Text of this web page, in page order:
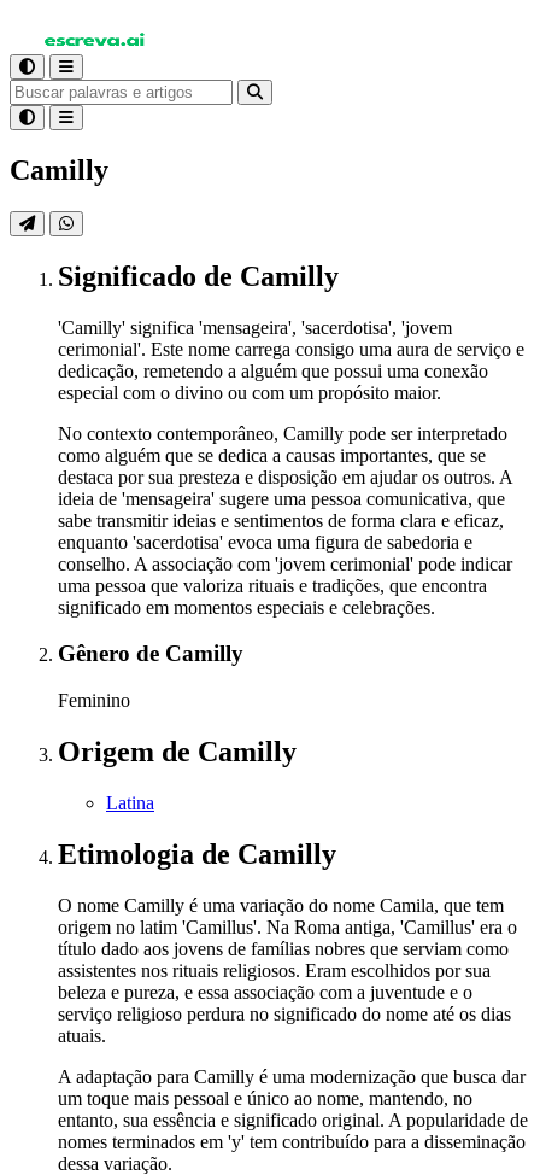
Camilly
Significado de Camilly
'Camilly' significa 'mensageira', 'sacerdotisa', 'jovem
cerimonial'. Este nome carrega consigo uma aura de serviço e
dedicação, remetendo a alguém que possui uma conexão
especial com o divino ou com um propósito maior.
No contexto contemporâneo, Camilly pode ser interpretado
como alguém que se dedica a causas importantes, que se
destaca por sua presteza e disposição em ajudar os outros. A
ideia de 'mensageira' sugere uma pessoa comunicativa, que
sabe transmitir ideias e sentimentos de forma clara e eficaz,
enquanto 'sacerdotisa' evoca uma figura de sabedoria e
conselho. A associação com 'jovem cerimonial' pode indicar
uma pessoa que valoriza rituais e tradições, que encontra
significado em momentos especiais e celebrações.
Gênero de Camilly
Feminino
Origem de Camilly
Latina
Etimologia de Camilly
O nome Camilly é uma variação do nome Camila, que tem
origem no latim 'Camillus'. Na Roma antiga, 'Camillus' era o
título dado aos jovens de famílias nobres que serviam como
assistentes nos rituais religiosos. Eram escolhidos por sua
beleza e pureza, e essa associação com a juventude e o
serviço religioso perdura no significado do nome até os dias
atuais.
A adaptação para Camilly é uma modernização que busca dar
um toque mais pessoal e único ao nome, mantendo, no
entanto, sua essência e significado original. A popularidade de
nomes terminados em 'y' tem contribuído para a disseminação
dessa variação.